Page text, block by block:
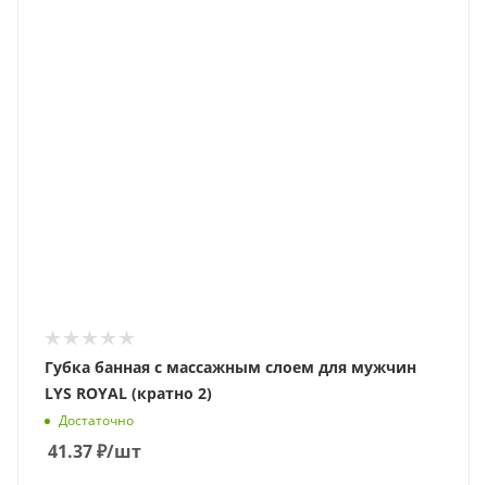
Губка банная с массажным слоем для мужчин
LYS ROYAL (кратно 2)
Достаточно
41.37₽/шт